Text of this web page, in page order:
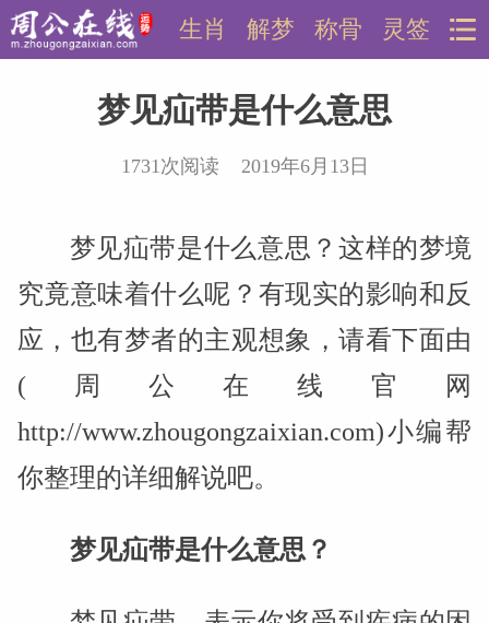
灵签
称骨
解梦
生肖
梦见疝带是什么意思
1731次阅读 2019年6月13日
梦见疝带是什么意思？这样的梦境
究竟意味着什么呢？有现实的影响和反
应，也有梦者的主观想象，请看下面由
(周公在线官网
http://www.zhougongzaixian.com)小编帮
你整理的详细解说吧。
梦见疝带是什么意思？